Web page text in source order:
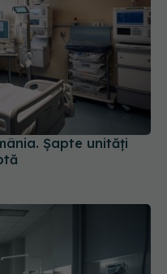
Șapte unități